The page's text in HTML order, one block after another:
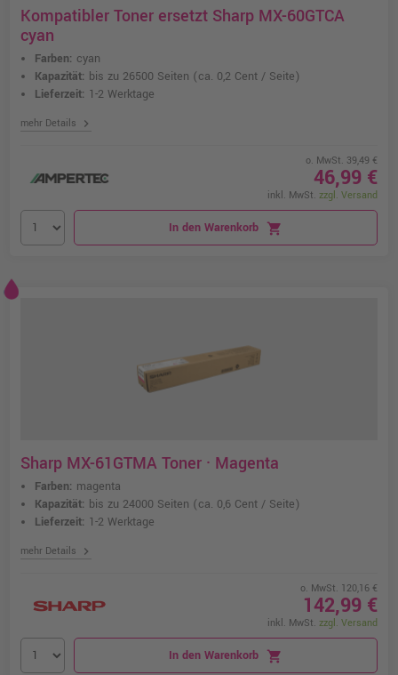
Kompatibler Toner ersetzt Sharp MX-60GTCA
cyan
Farben: cyan
Kapazität: bis zu 26500 Seiten (ca. 0,2 Cent / Seite)
Lieferzeit: 1-2 Werktage
mehr Details chevron_right
o. MwSt. 39,49 €
46,99 €
inkl. MwSt. zzgl. Versand
In den Warenkorb shopping_cart
Sharp MX-61GTMA Toner · Magenta
Farben: magenta
Kapazität: bis zu 24000 Seiten (ca. 0,6 Cent / Seite)
Lieferzeit: 1-2 Werktage
mehr Details chevron_right
o. MwSt. 120,16 €
142,99 €
inkl. MwSt. zzgl. Versand
In den Warenkorb shopping_cart